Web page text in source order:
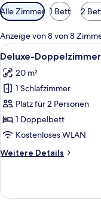
Verfügbare
Filter
für
Zimmer
Alle Zimmer 1 Bett 2
Anzeige von 8 von 8
Alle
Fotos
für
Deluxe-
Doppelzimmer
anzeigen
6
Deluxe-Doppelzimmer
20 m²
1 Schlafzimmer
Platz für 2 Personen
1 Doppelbett
Kostenloses WLAN
Weitere Details
Weitere
Doppelzimmer